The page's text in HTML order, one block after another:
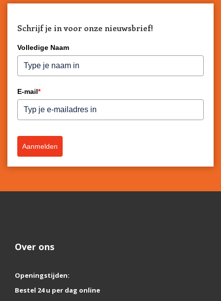
Schrijf je in voor onze nieuwsbrief!
Volledige Naam
E-mail*
Aanmelden
Over ons
Openingstijden:
Bestel 24 u per dag online